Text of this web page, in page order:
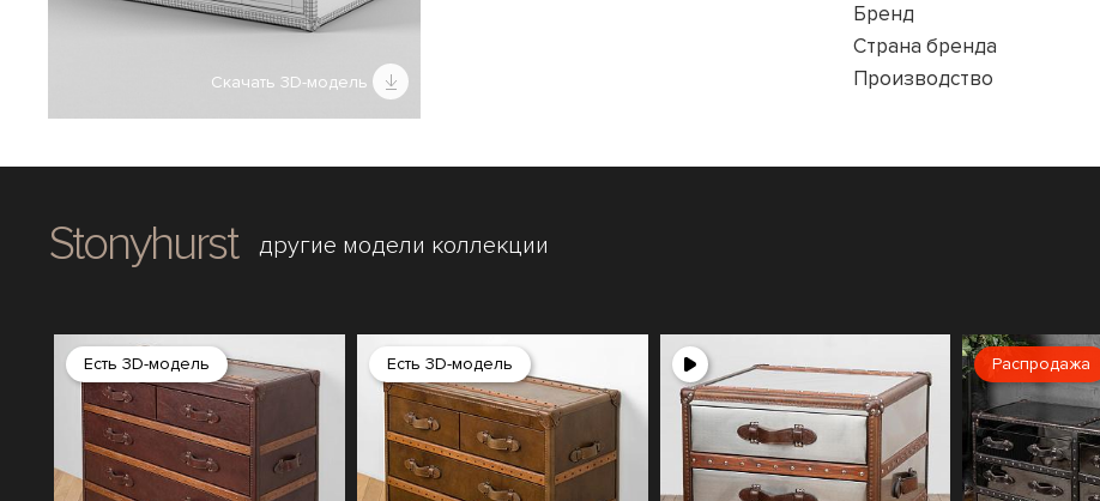
Скачать 3D-модель
Бренд
Страна бренда
Производство
Stonyhurst другие модели коллекции
Есть 3D-модель Есть 3D-модель Распродажа